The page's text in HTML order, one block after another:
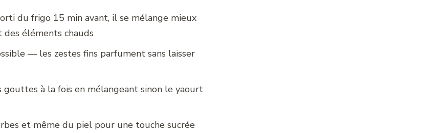
du frigo 15 min avant, il se mélange mieux
éléments chauds
— les zestes fins parfument sans laisser
à la fois en mélangeant sinon le yaourt
et même du piel pour une touche sucrée